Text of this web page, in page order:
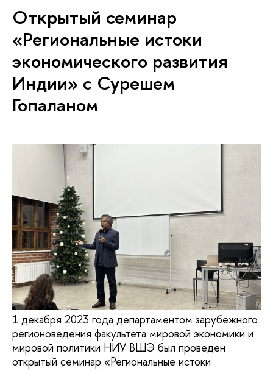
Открытый семинар
«Региональные истоки
экономического развития
Индии» с Сурешем
Гопаланом
1 декабря 2023 года департаментом зарубежного
регионоведения факультета мировой экономики и
мировой политики НИУ ВШЭ был проведен
открытый семинар «Региональные истоки